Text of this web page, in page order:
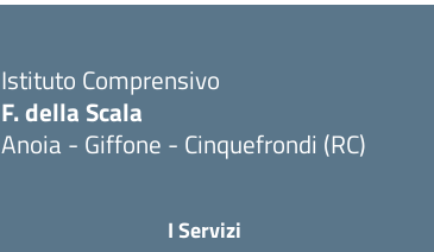
Istituto Comprensivo
F. della Scala
Anoia - Giffone - Cinquefrondi (RC)
I Servizi